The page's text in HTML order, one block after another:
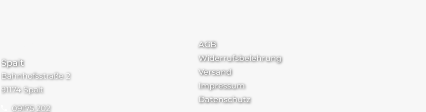
Spalt
Bahnhofsstraße 2
91174 Spalt
09175 202
AGB
Widerrufsbelehrung
Versand
Impressum
Datenschutz